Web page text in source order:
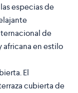
especias de
de
africana en estilo
El
cubierta de